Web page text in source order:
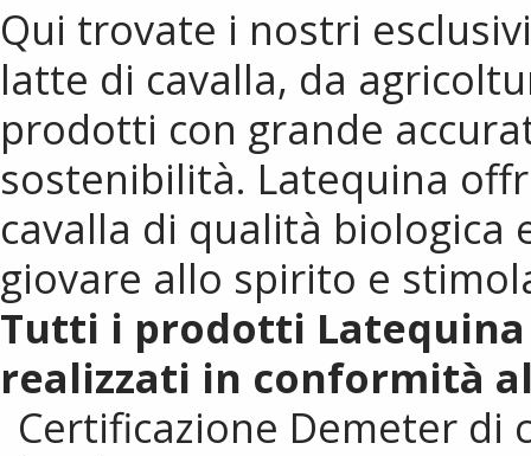
Qui trovate i nostri
latte di cavalla, da
prodotti con grande
sostenibilità. Latequina
cavalla di qualità biologica
giovare allo spirito e
Tutti i prodotti
realizzati in conformità
Certificazione Demeter di